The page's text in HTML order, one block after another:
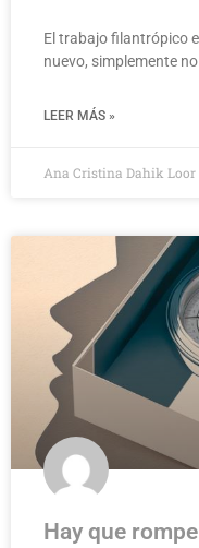
El trabajo filantrópico
nuevo, simplemente
LEER MÁS »
Ana Cristina Dahik Loor
Hay que